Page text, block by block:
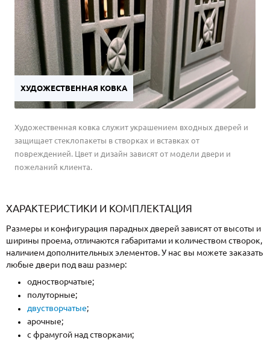
ХУДОЖЕСТВЕННАЯ КОВКА
Художественная ковка служит украшением входных дверей и
защищает стеклопакеты в створках и вставках от
поврежденией. Цвет и дизайн зависят от модели двери и
пожеланий клиента.
ХАРАКТЕРИСТИКИ И КОМПЛЕКТАЦИЯ
Размеры и конфигурация парадных дверей зависят от высоты и
ширины проема, отличаются габаритами и количеством створок,
наличием дополнительных элементов. У нас вы можете заказать
любые двери под ваш размер:
одностворчатые;
полуторные;
двустворчатые;
арочные;
с фрамугой над створками;